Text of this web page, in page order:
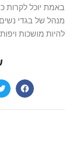
באמת יוכל לקרות
מנהל של בגדי נשים
להיות מושכות